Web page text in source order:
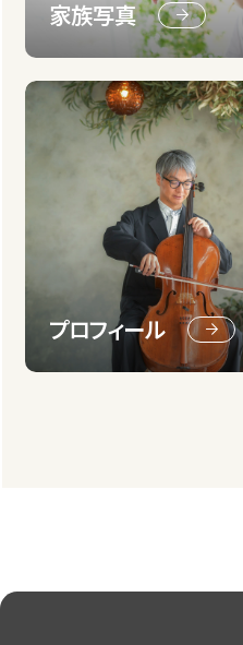
家族写真
プロフィール